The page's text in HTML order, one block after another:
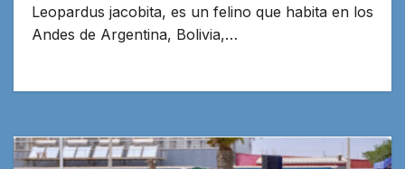
Leopardus jacobita, es un felino que habita en los
Andes de Argentina, Bolivia,…